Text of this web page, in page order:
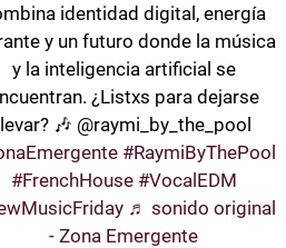
identidad digital, energía
y un futuro donde la música
y la inteligencia artificial se
¿Listxs para dejarse
🎶 @raymi_by_the_pool
#RaymiByThePool
#FrenchHouse #VocalEDM
♬ sonido original
- Zona Emergente